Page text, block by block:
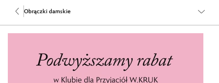
Obrączki damskie